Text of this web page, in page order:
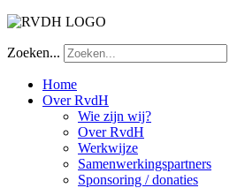
Zoeken...
Home
Over RvdH
Wie zijn wij?
Over RvdH
Werkwijze
Samenwerkingspartners
Sponsoring / donaties